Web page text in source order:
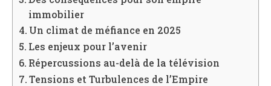
immobilier
Un climat de méfiance en 2025
Les enjeux pour l’avenir
Répercussions au-delà de la télévision
Tensions et Turbulences de l’Empire